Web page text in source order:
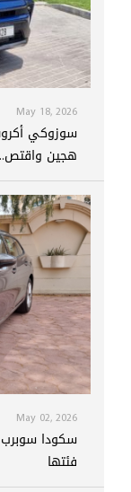
May 18, 2026
هجين
May 02, 2026
سكودا سوبرب
فئتها